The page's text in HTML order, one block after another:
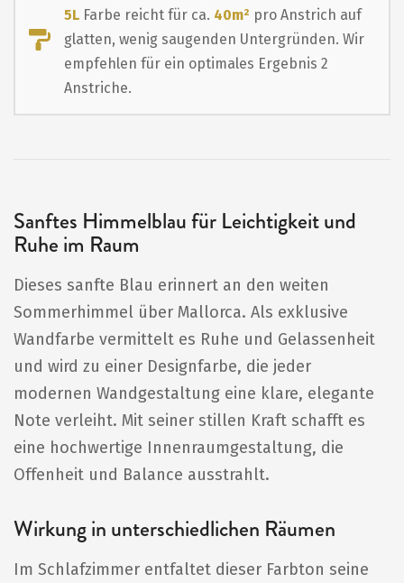
5L Farbe reicht für ca. 40m² pro Anstrich auf
glatten, wenig saugenden Untergründen. Wir
empfehlen für ein optimales Ergebnis 2
Anstriche.
Sanftes Himmelblau für Leichtigkeit und
Ruhe im Raum
Dieses sanfte Blau erinnert an den weiten
Sommerhimmel über Mallorca. Als exklusive
Wandfarbe vermittelt es Ruhe und Gelassenheit
und wird zu einer Designfarbe, die jeder
modernen Wandgestaltung eine klare, elegante
Note verleiht. Mit seiner stillen Kraft schafft es
eine hochwertige Innenraumgestaltung, die
Offenheit und Balance ausstrahlt.
Wirkung in unterschiedlichen Räumen
Im Schlafzimmer entfaltet dieser Farbton seine